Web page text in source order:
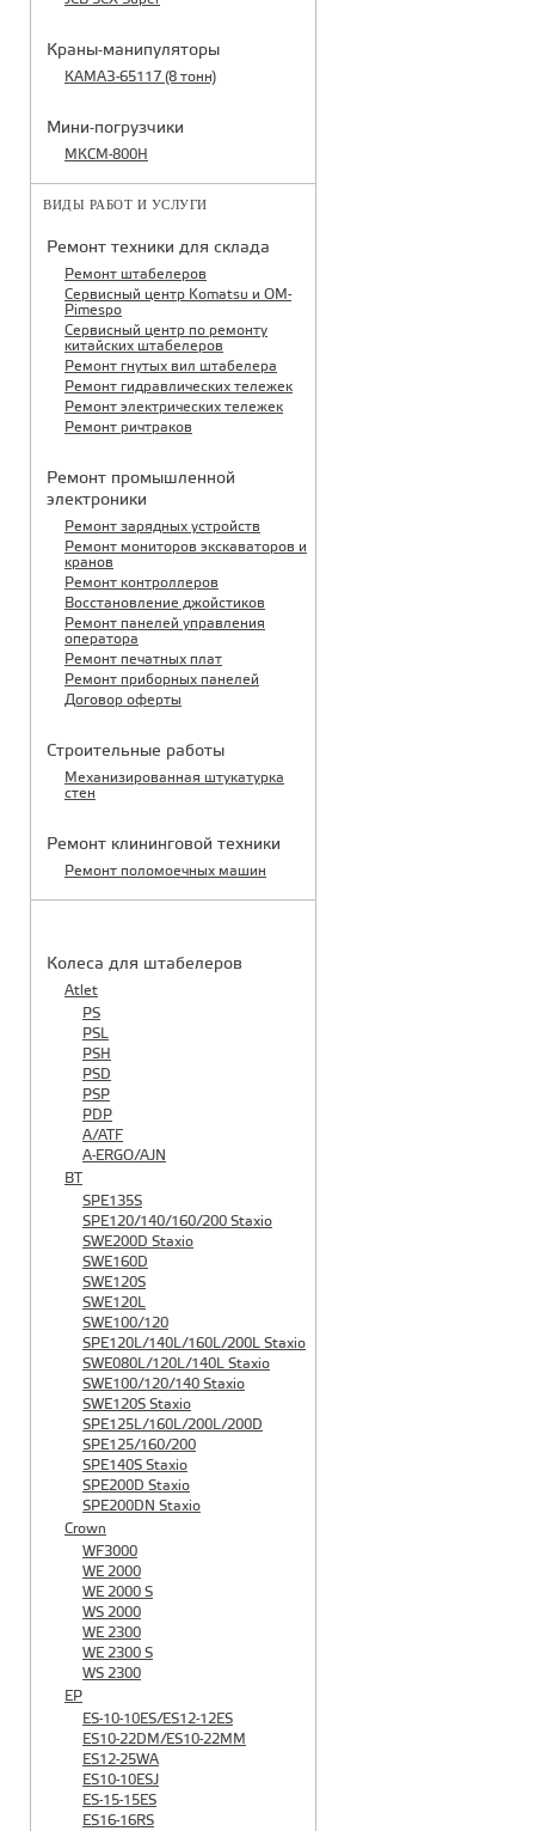
Краны-манипуляторы
КАМАЗ-65117 (8 тонн)
Мини-погрузчики
МКСМ-800H
ВИДЫ РАБОТ И УСЛУГИ
Ремонт техники для склада
Ремонт штабелеров
Сервисный центр Komatsu и OM-
Pimespo
Сервисный центр по ремонту
китайских штабелеров
Ремонт гнутых вил штабелера
Ремонт гидравлических тележек
Ремонт электрических тележек
Ремонт ричтраков
Ремонт промышленной
электроники
Ремонт зарядных устройств
Ремонт мониторов экскаваторов и
кранов
Ремонт контроллеров
Восстановление джойстиков
Ремонт панелей управления
оператора
Ремонт печатных плат
Ремонт приборных панелей
Договор оферты
Строительные работы
Механизированная штукатурка
стен
Ремонт клининговой техники
Ремонт поломоечных машин
Колеса для штабелеров
Atlet
PS
PSL
PSH
PSD
PSP
PDP
A/ATF
A-ERGO/AJN
BT
SPE135S
SPE120/140/160/200 Staxio
SWE200D Staxio
SWE160D
SWE120S
SWE120L
SWE100/120
SPE120L/140L/160L/200L Staxio
SWE080L/120L/140L Staxio
SWE100/120/140 Staxio
SWE120S Staxio
SPE125L/160L/200L/200D
SPE125/160/200
SPE140S Staxio
SPE200D Staxio
SPE200DN Staxio
Crown
WF3000
WE 2000
WE 2000 S
WS 2000
WE 2300
WE 2300 S
WS 2300
EP
ES-10-10ES/ES12-12ES
ES10-22DM/ES10-22MM
ES12-25WA
ES10-10ESJ
ES-15-15ES
ES16-16RS